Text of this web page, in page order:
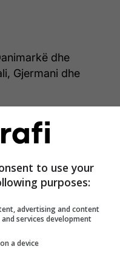
dhe
Gjermani dhe
16 vjeç në
kufizimet e tyre.
për të bllokuar
Emmanuel Macron
shkruan
që do t'u
qasjen në
to use your
purposes:
advertising and content
services development
a device